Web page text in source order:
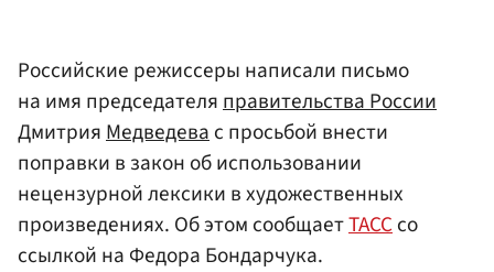
Российские режиссеры написали письмо
на имя председателяправительства России
ДмитрияМедведевас просьбой внести
поправки в закон об использовании
нецензурной лексики в художественных
произведениях. Об этом сообщаетТАССсо
ссылкой на Федора Бондарчука.